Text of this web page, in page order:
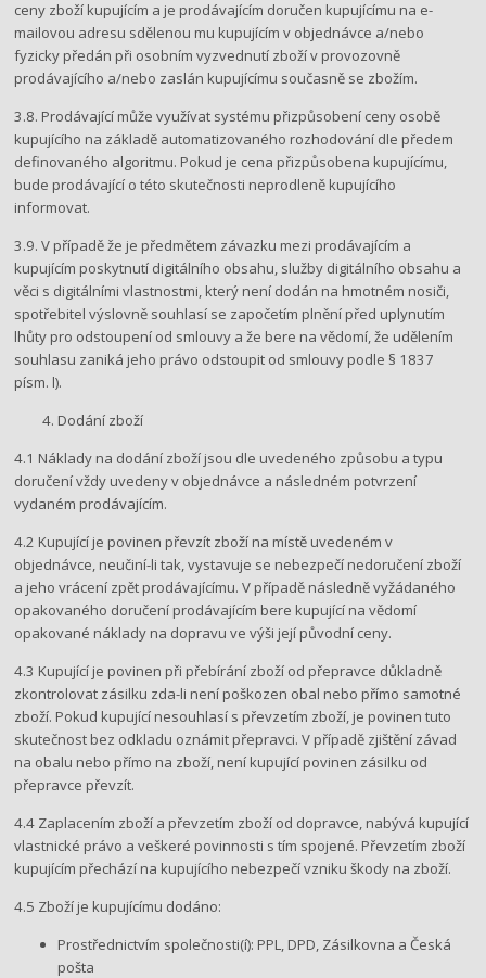
ceny zboží kupujícím a je prodávajícím doručen kupujícímu na e-
mailovou adresu sdělenou mu kupujícím v objednávce a/nebo
fyzicky předán při osobním vyzvednutí zboží v provozovně
prodávajícího a/nebo zaslán kupujícímu současně se zbožím.
3.8. Prodávající může využívat systému přizpůsobení ceny osobě
kupujícího na základě automatizovaného rozhodování dle předem
definovaného algoritmu. Pokud je cena přizpůsobena kupujícímu,
bude prodávající o této skutečnosti neprodleně kupujícího
informovat.
3.9. V případě že je předmětem závazku mezi prodávajícím a
kupujícím poskytnutí digitálního obsahu, služby digitálního obsahu a
věci s digitálními vlastnostmi, který není dodán na hmotném nosiči,
spotřebitel výslovně souhlasí se započetím plnění před uplynutím
lhůty pro odstoupení od smlouvy a že bere na vědomí, že udělením
souhlasu zaniká jeho právo odstoupit od smlouvy podle § 1837
písm. l).
Dodání zboží
4.1 Náklady na dodání zboží jsou dle uvedeného způsobu a typu
doručení vždy uvedeny v objednávce a následném potvrzení
vydaném prodávajícím.
4.2 Kupující je povinen převzít zboží na místě uvedeném v
objednávce, neučiní-li tak, vystavuje se nebezpečí nedoručení zboží
a jeho vrácení zpět prodávajícímu. V případě následně vyžádaného
opakovaného doručení prodávajícím bere kupující na vědomí
opakované náklady na dopravu ve výši její původní ceny.
4.3 Kupující je povinen při přebírání zboží od přepravce důkladně
zkontrolovat zásilku zda-li není poškozen obal nebo přímo samotné
zboží. Pokud kupující nesouhlasí s převzetím zboží, je povinen tuto
skutečnost bez odkladu oznámit přepravci. V případě zjištění závad
na obalu nebo přímo na zboží, není kupující povinen zásilku od
přepravce převzít.
4.4 Zaplacením zboží a převzetím zboží od dopravce, nabývá kupující
vlastnické právo a veškeré povinnosti s tím spojené. Převzetím zboží
kupujícím přechází na kupujícího nebezpečí vzniku škody na zboží.
4.5 Zboží je kupujícímu dodáno:
Prostřednictvím společnosti(í):​ PPL, DPD, Zásilkovna a Česká
pošta​